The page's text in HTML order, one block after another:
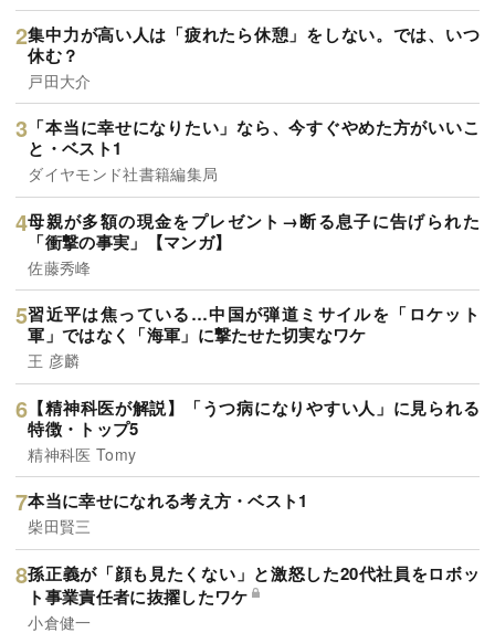
集中力が高い人は「疲れたら休憩」をしない。では、いつ
休む？
戸田大介
「本当に幸せになりたい」なら、今すぐやめた方がいいこ
と・ベスト1
ダイヤモンド社書籍編集局
母親が多額の現金をプレゼント→断る息子に告げられた
「衝撃の事実」【マンガ】
佐藤秀峰
習近平は焦っている…中国が弾道ミサイルを「ロケット
軍」ではなく「海軍」に撃たせた切実なワケ
王 彦麟
【精神科医が解説】「うつ病になりやすい人」に見られる
特徴・トップ5
精神科医 Tomy
本当に幸せになれる考え方・ベスト1
柴田賢三
孫正義が「顔も見たくない」と激怒した20代社員をロボッ
ト事業責任者に抜擢したワケ
小倉健一